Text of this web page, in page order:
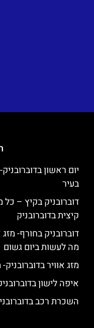
יום ראשון
בעיר
דוברובניק בקיץ –
קיצית בדוברובניק
דוברובניק בחורף-
מה לעשות ביום גשום
מזג אוויר
איפה לישון
השכרת רכב